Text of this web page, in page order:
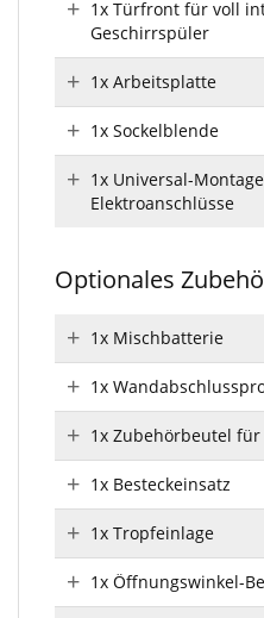
1x Türfront für voll
Geschirrspüler
1x Arbeitsplatte
1x Sockelblende
1x Universal-
Elektroanschlüsse
Optionales
1x Mischbatterie
1x
1x Zubehörbeutel
1x Besteckeinsatz
1x Tropfeinlage
1x Öffnungswinkel-